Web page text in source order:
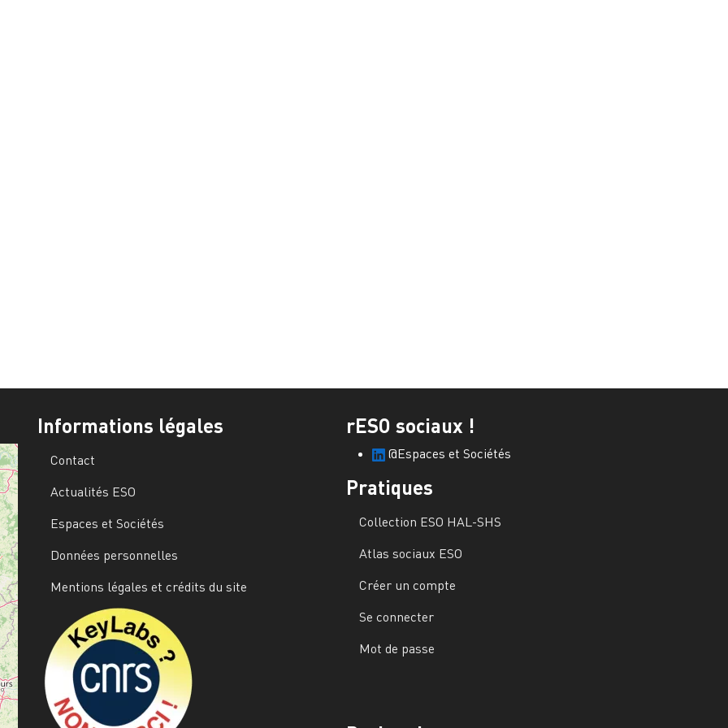
Informations légales
Contact
Actualités ESO
Espaces et Sociétés
Données personnelles
Mentions légales et crédits du site
rESO sociaux !
@Espaces et Sociétés
Pratiques
Collection ESO HAL-SHS
Atlas sociaux ESO
Créer un compte
Se connecter
Mot de passe